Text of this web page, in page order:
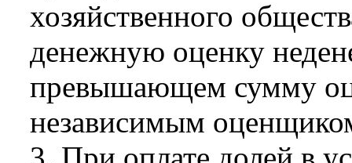
хозяйственного
денежную оценку
превышающем сумму
независимым